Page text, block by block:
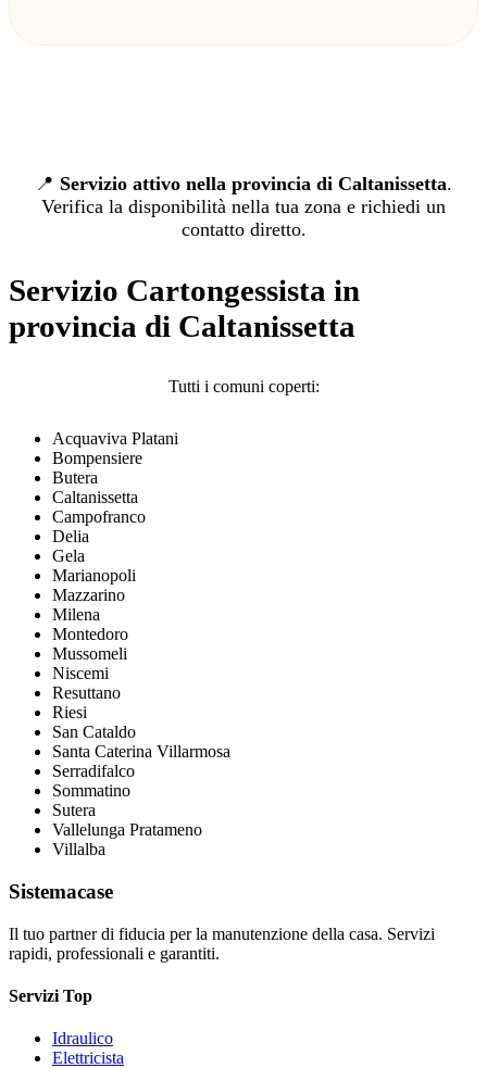
📍 Servizio attivo nella provincia di Caltanissetta.
Verifica la disponibilità nella tua zona e richiedi un
contatto diretto.
Servizio Cartongessista in
provincia di Caltanissetta
Tutti i comuni coperti:
Acquaviva Platani
Bompensiere
Butera
Caltanissetta
Campofranco
Delia
Gela
Marianopoli
Mazzarino
Milena
Montedoro
Mussomeli
Niscemi
Resuttano
Riesi
San Cataldo
Santa Caterina Villarmosa
Serradifalco
Sommatino
Sutera
Vallelunga Pratameno
Villalba
Sistemacase
Il tuo partner di fiducia per la manutenzione della casa. Servizi
rapidi, professionali e garantiti.
Servizi Top
Idraulico
Elettricista